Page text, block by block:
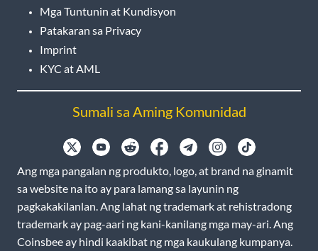
Mga Tuntunin at Kundisyon
Patakaran sa Privacy
Imprint
KYC at AML
Sumali sa Aming Komunidad
Ang mga pangalan ng produkto, logo, at brand na ginamit
sa website na ito ay para lamang sa layunin ng
pagkakakilanlan. Ang lahat ng trademark at rehistradong
trademark ay pag-aari ng kani-kanilang mga may-ari. Ang
Coinsbee ay hindi kaakibat ng mga kaukulang kumpanya.